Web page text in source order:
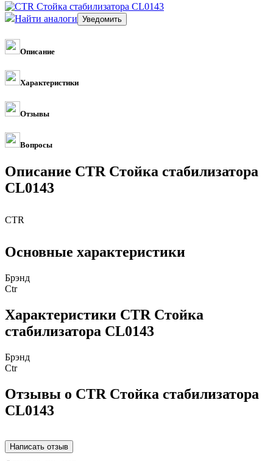
Найти аналоги
Описание
Характеристики
Отзывы
Вопросы
Описание CTR Стойка стабилизатора
CL0143
CTR
Основные характеристики
Брэнд
Ctr
Характеристики CTR Стойка
стабилизатора CL0143
Брэнд
Ctr
Отзывы о CTR Стойка стабилизатора
CL0143